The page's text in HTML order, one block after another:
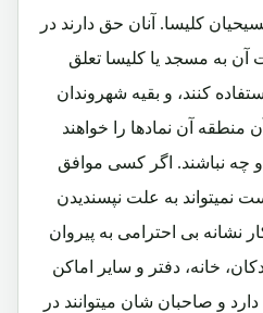
کلیسا. آنان حق دارند در
به مسجد یا کلیسا تعلق
کنند، و بقیه شهروندان
منطقه آن نمادها را خواهند
و چه نباشند. اگر کسی موافق
نمیتواند به علت نپسندیدن
نشانه بی احترامی به پیروان
خانه، دفتر و سایر اماکن
و صاحبان شان میتوانند در